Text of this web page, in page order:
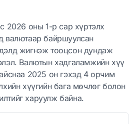
2026 оны 1-р сар хүртэлх
валютаар байршуулсан
жигнэж тооцсон дундаж
Валютын хадгаламжийн хүү
2025 он гэхэд 4 орчим
хүүгийн бага мөчлөг болон
харуулж байна.